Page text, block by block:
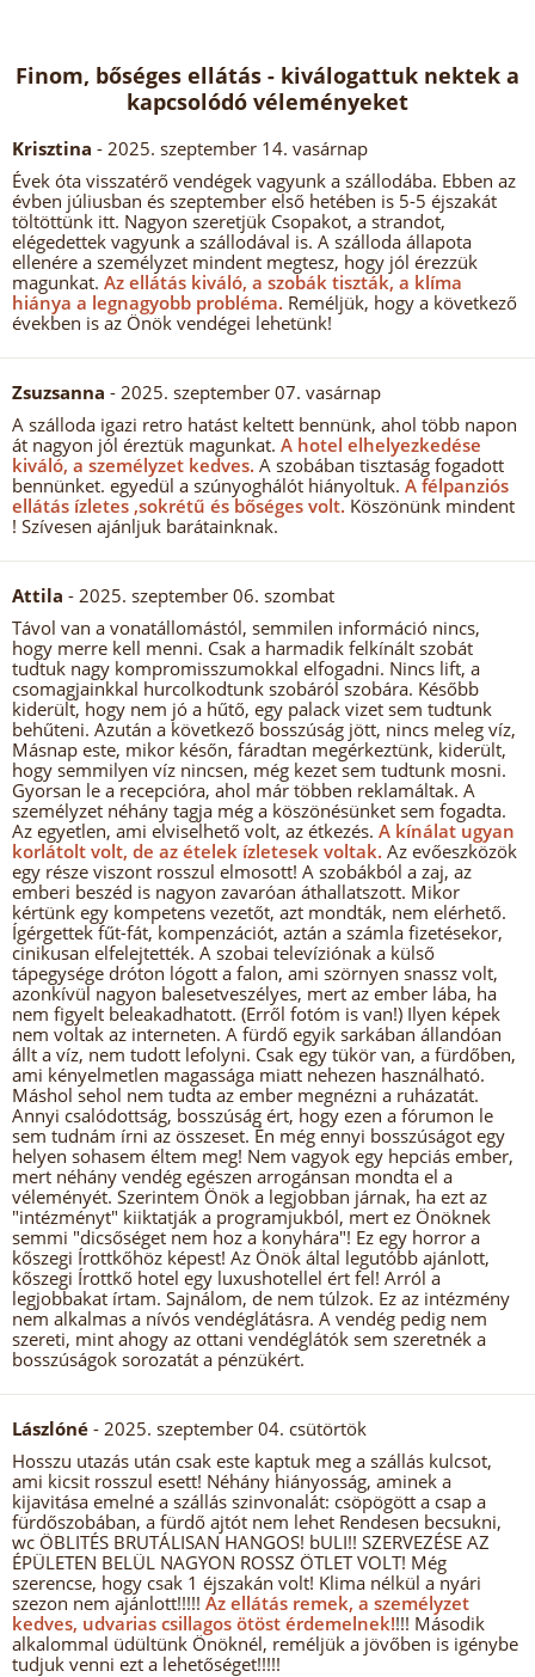
Finom, bőséges ellátás - kiválogattuk nektek a
kapcsolódó véleményeket
Krisztina - 2025. szeptember 14. vasárnap
Évek óta visszatérő vendégek vagyunk a szállodába. Ebben az
évben júliusban és szeptember első hetében is 5-5 éjszakát
töltöttünk itt. Nagyon szeretjük Csopakot, a strandot,
elégedettek vagyunk a szállodával is. A szálloda állapota
ellenére a személyzet mindent megtesz, hogy jól érezzük
magunkat. Az ellátás kiváló, a szobák tiszták, a klíma
hiánya a legnagyobb probléma. Reméljük, hogy a következő
években is az Önök vendégei lehetünk!
Zsuzsanna - 2025. szeptember 07. vasárnap
A szálloda igazi retro hatást keltett bennünk, ahol több napon
át nagyon jól éreztük magunkat. A hotel elhelyezkedése
kiváló, a személyzet kedves. A szobában tisztaság fogadott
bennünket. egyedül a szúnyoghálót hiányoltuk. A félpanziós
ellátás ízletes ,sokrétű és bőséges volt. Köszönünk mindent
! Szívesen ajánljuk barátainknak.
Attila - 2025. szeptember 06. szombat
Távol van a vonatállomástól, semmilen információ nincs,
hogy merre kell menni. Csak a harmadik felkínált szobát
tudtuk nagy kompromisszumokkal elfogadni. Nincs lift, a
csomagjainkkal hurcolkodtunk szobáról szobára. Később
kiderült, hogy nem jó a hűtő, egy palack vizet sem tudtunk
behűteni. Azután a következő bosszúság jött, nincs meleg víz,
Másnap este, mikor későn, fáradtan megérkeztünk, kiderült,
hogy semmilyen víz nincsen, még kezet sem tudtunk mosni.
Gyorsan le a recepcióra, ahol már többen reklamáltak. A
személyzet néhány tagja még a köszönésünket sem fogadta.
Az egyetlen, ami elviselhető volt, az étkezés. A kínálat ugyan
korlátolt volt, de az ételek ízletesek voltak. Az evőeszközök
egy része viszont rosszul elmosott! A szobákból a zaj, az
emberi beszéd is nagyon zavaróan áthallatszott. Mikor
kértünk egy kompetens vezetőt, azt mondták, nem elérhető.
Ígérgettek fűt-fát, kompenzációt, aztán a számla fizetésekor,
cinikusan elfelejtették. A szobai televíziónak a külső
tápegysége dróton lógott a falon, ami szörnyen snassz volt,
azonkívül nagyon balesetveszélyes, mert az ember lába, ha
nem figyelt beleakadhatott. (Erről fotóm is van!) Ilyen képek
nem voltak az interneten. A fürdő egyik sarkában állandóan
állt a víz, nem tudott lefolyni. Csak egy tükör van, a fürdőben,
ami kényelmetlen magassága miatt nehezen használható.
Máshol sehol nem tudta az ember megnézni a ruházatát.
Annyi csalódottság, bosszúság ért, hogy ezen a fórumon le
sem tudnám írni az összeset. Én még ennyi bosszúságot egy
helyen sohasem éltem meg! Nem vagyok egy hepciás ember,
mert néhány vendég egészen arrogánsan mondta el a
véleményét. Szerintem Önök a legjobban járnak, ha ezt az
"intézményt" kiiktatják a programjukból, mert ez Önöknek
semmi "dicsőséget nem hoz a konyhára"! Ez egy horror a
kőszegi Írottkőhöz képest! Az Önök által legutóbb ajánlott,
kőszegi Írottkő hotel egy luxushotellel ért fel! Arról a
legjobbakat írtam. Sajnálom, de nem túlzok. Ez az intézmény
nem alkalmas a nívós vendéglátásra. A vendég pedig nem
szereti, mint ahogy az ottani vendéglátók sem szeretnék a
bosszúságok sorozatát a pénzükért.
Lászlóné - 2025. szeptember 04. csütörtök
Hosszu utazás után csak este kaptuk meg a szállás kulcsot,
ami kicsit rosszul esett! Néhány hiányosság, aminek a
kijavitása emelné a szállás szinvonalát: csöpögött a csap a
fürdőszobában, a fürdő ajtót nem lehet Rendesen becsukni,
wc ÖBLITÉS BRUTÁLISAN HANGOS! bULI!! SZERVEZÉSE AZ
ÉPÜLETEN BELÜL NAGYON ROSSZ ÖTLET VOLT! Még
szerencse, hogy csak 1 éjszakán volt! Klima nélkül a nyári
szezon nem ajánlott!!!!! Az ellátás remek, a személyzet
kedves, udvarias csillagos ötöst érdemelnek!!!! Második
alkalommal üdültünk Önöknél, reméljük a jövőben is igénybe
tudjuk venni ezt a lehetőséget!!!!!